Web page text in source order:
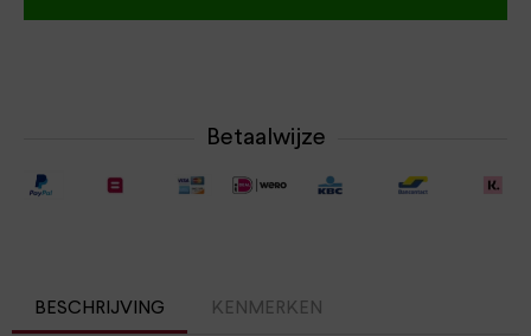
Betaalwijze
BESCHRIJVING KENMERKEN